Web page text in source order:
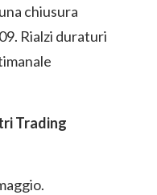
chiusura
Rialzi duraturi
Trading